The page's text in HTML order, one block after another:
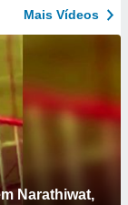
Mais Vídeos
Narathiwat,